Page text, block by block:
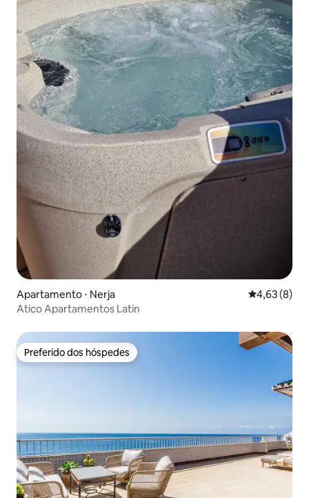
Apartamento ⋅ Nerja 4,63 de uma
4,63 (8)
Atico Apartamentos Latin
Preferido dos hóspedes
Preferido dos hóspedes